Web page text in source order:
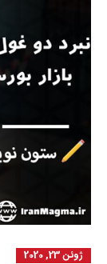
ژوئن 23, 2020